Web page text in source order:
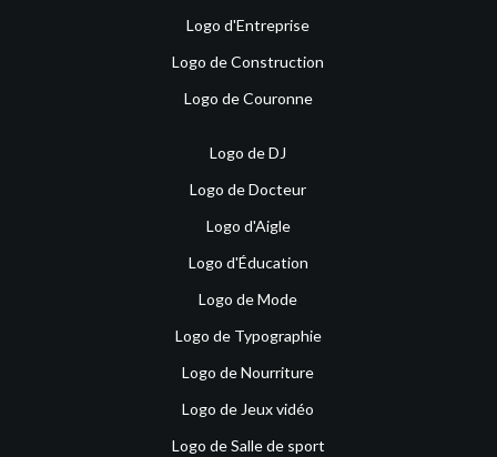
Logo d'Entreprise
Logo de Construction
Logo de Couronne
Logo de DJ
Logo de Docteur
Logo d'Aigle
Logo d'Éducation
Logo de Mode
Logo de Typographie
Logo de Nourriture
Logo de Jeux vidéo
Logo de Salle de sport